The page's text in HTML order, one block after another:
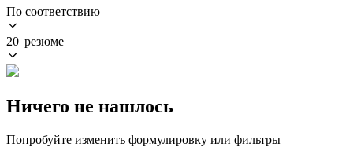
По соответствию
20 резюме
Ничего не нашлось
Попробуйте изменить формулировку или фильтры